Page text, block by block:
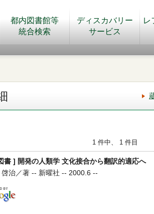
都内図書館等
統合検索
ディスカバリー
サービス
レ
1 件中、 1 件目
書 ] 開発の人類学 文化接合から翻訳的適応へ
啓治／著 -- 新曜社 -- 2000.6 --